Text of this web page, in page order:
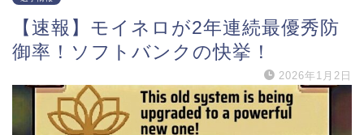
【速報】モイネロが2年連続最優秀防
御率！ソフトバンクの快挙！
2026年1月2日